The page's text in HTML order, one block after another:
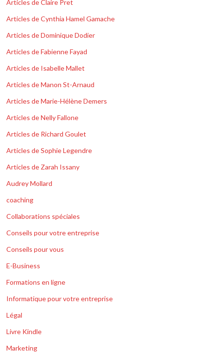
Articles de Claire Pret
Articles de Cynthia Hamel Gamache
Articles de Dominique Dodier
Articles de Fabienne Fayad
Articles de Isabelle Mallet
Articles de Manon St-Arnaud
Articles de Marie-Hélène Demers
Articles de Nelly Fallone
Articles de Richard Goulet
Articles de Sophie Legendre
Articles de Zarah Issany
Audrey Mollard
coaching
Collaborations spéciales
Conseils pour votre entreprise
Conseils pour vous
E-Business
Formations en ligne
Informatique pour votre entreprise
Légal
Livre Kindle
Marketing